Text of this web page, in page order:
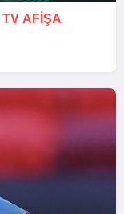
TV AFİŞA